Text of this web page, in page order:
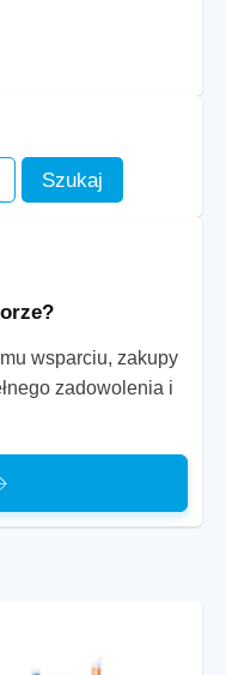
wsparciu, zakupy
zadowolenia i